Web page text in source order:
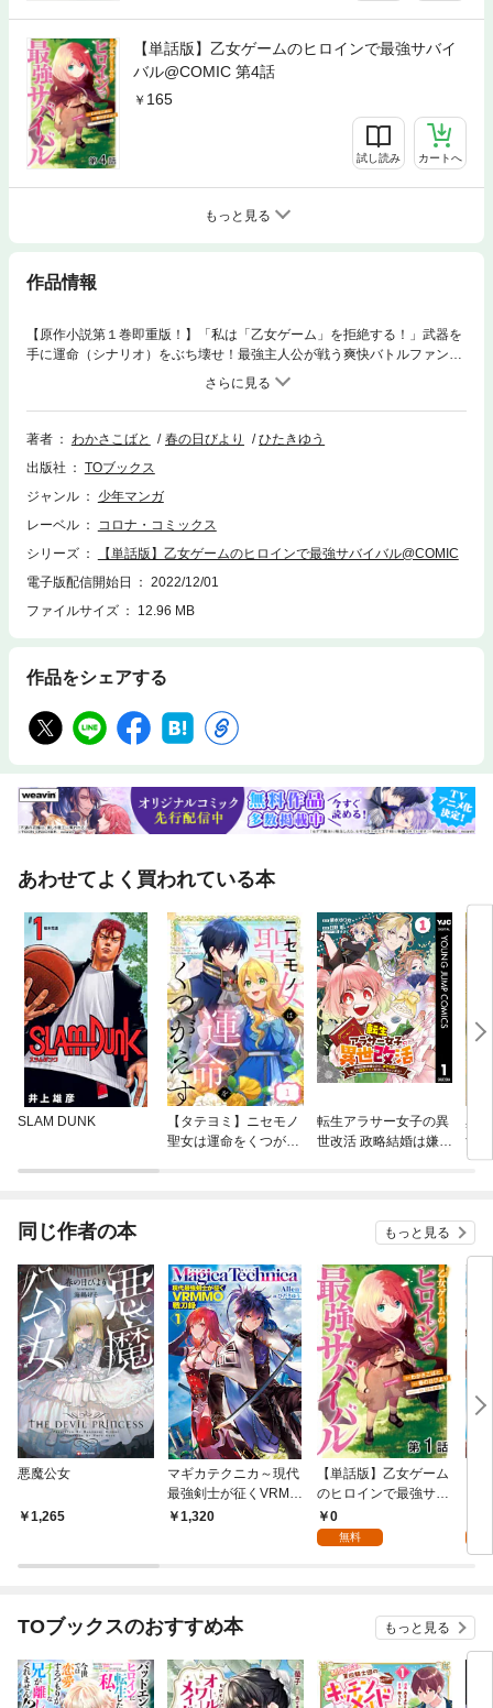
【単話版】乙女ゲームのヒロインで最強サバイ
バル@COMIC 第4話
165
試し読み カートへ
もっと見る
作品情報
【原作小説第１巻即重版！】「私は「乙女ゲーム」を拒絶する！」武器を
手に運命（シナリオ）をぶち壊せ！最強主人公が戦う爽快バトルファンタ
ジー！【あらすじ】剣と魔法の世界シエルで孤児として生きていた少女ア
ーリシア。ある日、彼女は自分が“乙女ゲームのヒロイン”であると知って
しまう。両親の死さえ単にストーリーの一部だったのだ。アーリシアはヒ
ロインの役割を「くだらない」と一刀両断すると、冒険者『アリア』を名
は“私”だ。ゲームの登場人物じゃない！」武器を作れ！ 技を鍛えろ！ 強敵
との戦いに生き残り、乙女ゲームをぶち壊せ！戦うヒロインが魅せる、壮
著者 わかさこばと 春の日びより
ひたきゆう
出版社
TOブックス
ジャンル
少年マンガ
レーベル
コロナ・コミックス
シリーズ
【単話版】乙女ゲームのヒロインで最強サバイバル@COMIC
電子版配信開始日
2022/12/01
ファイルサイズ
12.96 MB
作品をシェアする
あわせてよく買われている本
SLAM DUNK
【タテヨミ】ニセモノ
聖女は運命をくつがえ
転生アラサー女子の異
世改活 政略結婚は嫌な
異
す
に
同じ作者の本 もっと見る
悪魔公女
1,265
マギカテクニカ～現代
最強剣士が征くVRMM
O戦刀録～ 1
1,320
【単話版】乙女ゲーム
のヒロインで最強サバ
イバル@COMIC 第1話
0
無料
ー
～
TOブックスのおすすめ本 もっと見る